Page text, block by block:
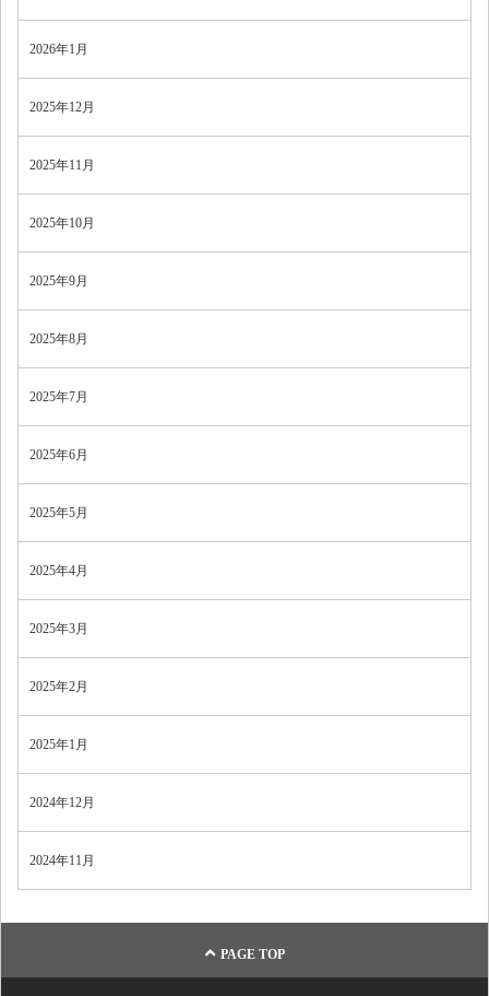
2026年1月
2025年12月
2025年11月
2025年10月
2025年9月
2025年8月
2025年7月
2025年6月
2025年5月
2025年4月
2025年3月
2025年2月
2025年1月
2024年12月
2024年11月
PAGE TOP